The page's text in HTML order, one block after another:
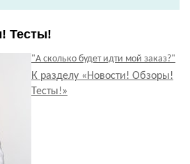
Тесты!
"А сколько будет идти мой заказ?"
К разделу «Новости! Обзоры!
Тесты!»